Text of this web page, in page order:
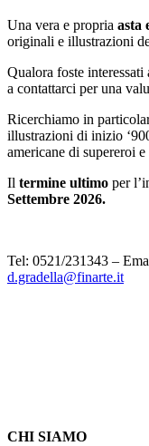
Una vera e propria asta
originali e illustrazioni
Qualora foste interessati
a contattarci per una
Ricerchiamo in
illustrazioni di inizio
americane di supereroi e
Il termine ultimo per
Settembre 2026.
Tel: 0521/231343 –
d.gradella@finarte.it
CHI SIAMO